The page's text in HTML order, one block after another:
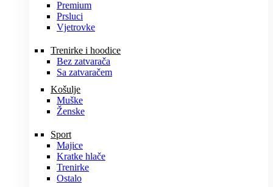
Premium
Prsluci
Vjetrovke
Trenirke i hoodice
Bez zatvarača
Sa zatvaračem
Košulje
Muške
Ženske
Sport
Majice
Kratke hlače
Trenirke
Ostalo